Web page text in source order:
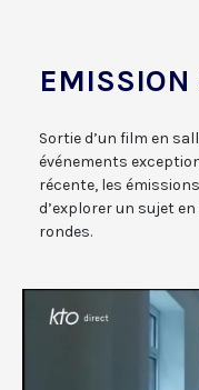
EMISSION
Sortie d’un film en
événements
récente, les
d’explorer un sujet
rondes.